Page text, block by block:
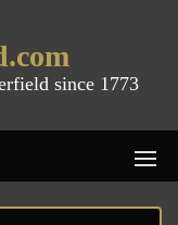
since 1773